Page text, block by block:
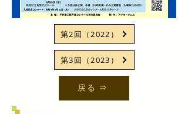
第2回（2022）
第3回（2023）
戻る ⇒